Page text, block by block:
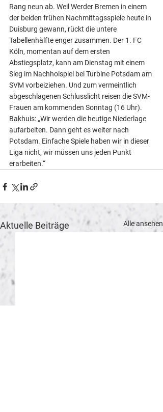
Rang neun ab. Weil Werder Bremen in einem
der beiden frühen Nachmittagsspiele heute in
Duisburg gewann, rückt die untere
Tabellenhälfte enger zusammen. Der 1. FC
Köln, momentan auf dem ersten
Abstiegsplatz, kann am Dienstag mit einem
Sieg im Nachholspiel bei Turbine Potsdam am
SVM vorbeiziehen. Und zum vermeintlich
abgeschlagenen Schlusslicht reisen die SVM-
Frauen am kommenden Sonntag (16 Uhr).
Bakhuis: „Wir werden die heutige Niederlage
aufarbeiten. Dann geht es weiter nach
Potsdam. Einfache Spiele haben wir in dieser
Liga nicht, wir müssen uns jeden Punkt
erarbeiten.“
Aktuelle Beiträge Alle ansehen